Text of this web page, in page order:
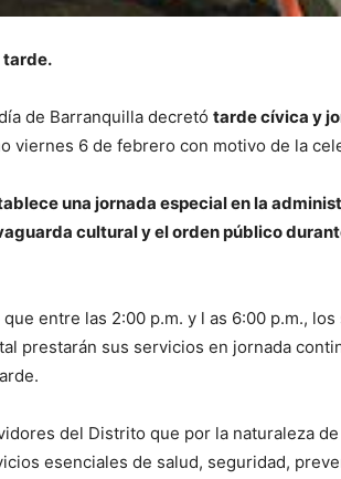
tarde.
de Barranquilla decretó tarde cívica y
viernes 6 de febrero con motivo de la
una jornada especial en la
cultural y el orden público
entre las 2:00 p.m. y l as 6:00 p.m.,
prestarán sus servicios en jornada
del Distrito que por la naturaleza
esenciales de salud, seguridad,